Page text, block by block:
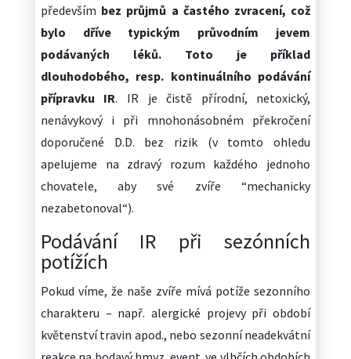
především bez průjmů a častého zvracení, což
bylo dříve typickým průvodním jevem
podávaných léků. Toto je příklad
dlouhodobého, resp. kontinuálního podávání
přípravku IR. IR je čistě přírodní, netoxický,
nenávykový i při mnohonásobném překročení
doporučené D.D. bez rizik (v tomto ohledu
apelujeme na zdravý rozum každého jednoho
chovatele, aby své zvíře “mechanicky
nezabetonoval“).
Podávání IR při sezónních
potížích
Pokud víme, že naše zvíře mívá potíže sezonního
charakteru – např. alergické projevy při období
květenství travin apod., nebo sezonní neadekvátní